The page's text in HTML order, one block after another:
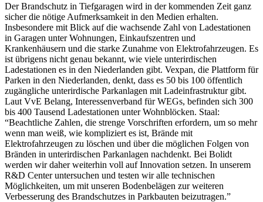
Der Brandschutz in Tiefgaragen wird in der kommenden Zeit ganz
sicher die nötige Aufmerksamkeit in den Medien erhalten.
Insbesondere mit Blick auf die wachsende Zahl von Ladestationen
in Garagen unter Wohnungen, Einkaufszentren und
Krankenhäusern und die starke Zunahme von Elektrofahrzeugen. Es
ist übrigens nicht genau bekannt, wie viele unterirdischen
Ladestationen es in den Niederlanden gibt. Vexpan, die Plattform für
Parken in den Niederlanden, denkt, dass es 50 bis 100 öffentlich
zugängliche unterirdische Parkanlagen mit Ladeinfrastruktur gibt.
Laut VvE Belang, Interessenverband für WEGs, befinden sich 300
bis 400 Tausend Ladestationen unter Wohnblöcken. Staal:
“Beachtliche Zahlen, die strenge Vorschriften erfordern, um so mehr
wenn man weiß, wie kompliziert es ist, Brände mit
Elektrofahrzeugen zu löschen und über die möglichen Folgen von
Bränden in unterirdischen Parkanlagen nachdenkt. Bei Bolidt
werden wir daher weiterhin voll auf Innovation setzen. In unserem
R&D Center untersuchen und testen wir alle technischen
Möglichkeiten, um mit unseren Bodenbelägen zur weiteren
Verbesserung des Brandschutzes in Parkbauten beizutragen.”